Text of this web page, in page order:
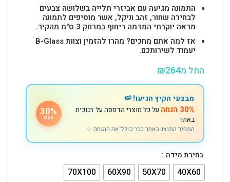
התמונה מגיעה עם אביזרי תלייה בשלושה צבעים
לבחירה שחור, זהב וניקל, אשר מוסיפים לתמונה
מראה יוקרתי המדמה ריחוף במרחק 3 ס"מ מהקיר.
אז למה אתם מחכים? מהרו להזמין וצוות B-Glass
יעמוד לשירותכם.
החל מ ₪264
מבצעי הקיץ הגיעו! 🍉
30% הנחה
על כל מוצרי הדפסה על זכוכית
באתר
המחיר המוצג באתר כבר כולל את ההנחה ✨
30%
OFF
בחירת מידה
40X60
50X70
60X90
70X100